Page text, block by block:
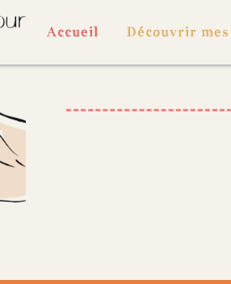
Accueil Découvrir